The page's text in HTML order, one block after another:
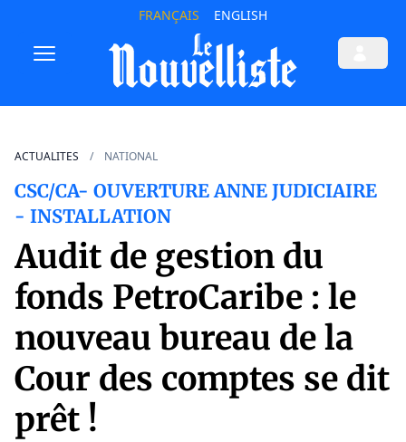
FRANÇAIS ENGLISH
ACTUALITES NATIONAL
CSC/CA- OUVERTURE ANNE JUDICIAIRE
- INSTALLATION
Audit de gestion du
fonds PetroCaribe : le
nouveau bureau de la
Cour des comptes se dit
prêt !